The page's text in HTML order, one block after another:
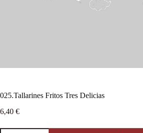
025.Tallarines Fritos Tres Delicias
6,40 €